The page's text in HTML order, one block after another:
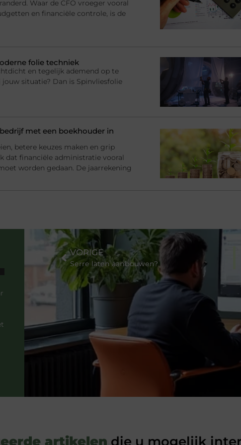
Waar de CFO vroeger vooral
en financiële controle, is de
folie techniek
en tegelijk ademend op te
situatie? Dan is Spinvliesfolie
met een boekhouder in
betere keuzes maken en grip
dat financiële administratie vooral
worden gedaan. De jaarrekening
VORIGE
Serre laten aanbouwen?
artikelen die u mogelijk